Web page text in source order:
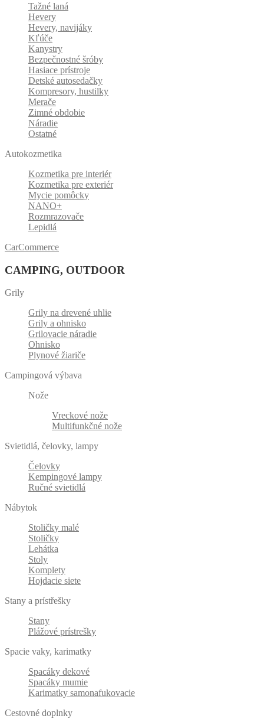
Tažné laná
Hevery
Hevery, navijáky
Kľúče
Kanystry
Bezpečnostné šróby
Hasiace prístroje
Detské autosedačky
Kompresory, hustilky
Merače
Zimné obdobie
Náradie
Ostatné
Autokozmetika
Kozmetika pre interiér
Kozmetika pre exteriér
Mycie pomôcky
NANO+
Rozmrazovače
Lepidlá
CarCommerce
CAMPING, OUTDOOR
Grily
Grily na drevené uhlie
Grily a ohnisko
Grilovacie náradie
Ohnisko
Plynové žiariče
Campingová výbava
Nože
Vreckové nože
Multifunkčné nože
Svietidlá, čelovky, lampy
Čelovky
Kempingové lampy
Ručné svietidlá
Nábytok
Stoličky malé
Stoličky
Lehátka
Stoly
Komplety
Hojdacie siete
Stany a prístřešky
Stany
Plážové prístrešky
Spacie vaky, karimatky
Spacáky dekové
Spacáky mumie
Karimatky samonafukovacie
Cestovné doplnky